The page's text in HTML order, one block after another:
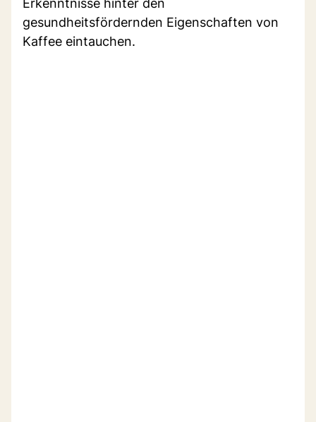
Erkenntnisse hinter den
gesundheitsfördernden Eigenschaften von
Kaffee eintauchen.